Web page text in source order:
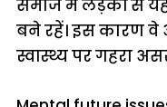
समाज में लड़कों से
बने रहें। इस कारण वे
स्वास्थ्य पर गहरा